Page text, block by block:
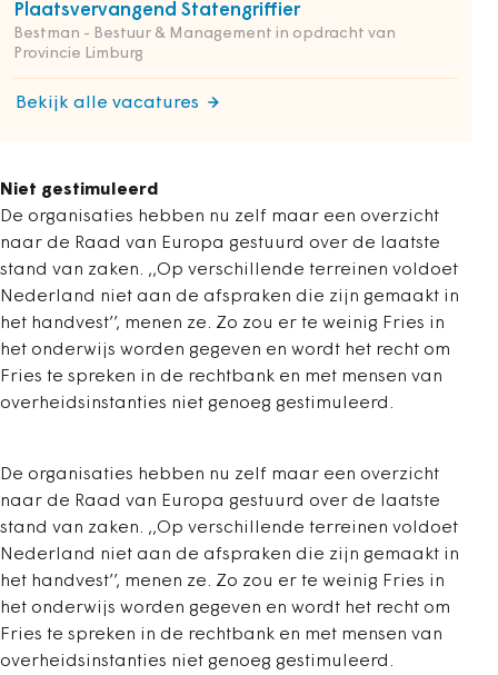
Plaatsvervangend Statengriffier
Bestman - Bestuur & Management in opdracht van
Provincie Limburg
Bekijk alle vacatures
Niet gestimuleerd
De organisaties hebben nu zelf maar een overzicht
naar de Raad van Europa gestuurd over de laatste
stand van zaken. ,,Op verschillende terreinen voldoet
Nederland niet aan de afspraken die zijn gemaakt in
het handvest’’, menen ze. Zo zou er te weinig Fries in
het onderwijs worden gegeven en wordt het recht om
Fries te spreken in de rechtbank en met mensen van
overheidsinstanties niet genoeg gestimuleerd.
De organisaties hebben nu zelf maar een overzicht
naar de Raad van Europa gestuurd over de laatste
stand van zaken. ,,Op verschillende terreinen voldoet
Nederland niet aan de afspraken die zijn gemaakt in
het handvest’’, menen ze. Zo zou er te weinig Fries in
het onderwijs worden gegeven en wordt het recht om
Fries te spreken in de rechtbank en met mensen van
overheidsinstanties niet genoeg gestimuleerd.